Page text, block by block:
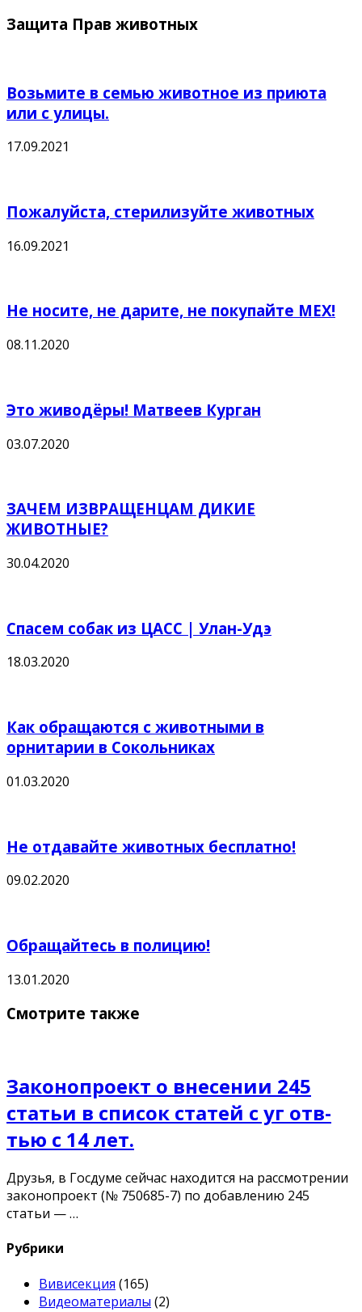
Защита Прав животных
Возьмите в семью животное из приюта
или с улицы.
17.09.2021
Пожалуйста, стерилизуйте животных
16.09.2021
Не носите, не дарите, не покупайте МЕХ!
08.11.2020
Это живодёры! Матвеев Курган
03.07.2020
ЗАЧЕМ ИЗВРАЩЕНЦАМ ДИКИЕ
ЖИВОТНЫЕ?
30.04.2020
Спасем собак из ЦАСС | Улан-Удэ
18.03.2020
Как обращаются с животными в
орнитарии в Сокольниках
01.03.2020
Не отдавайте животных бесплатно!
09.02.2020
Обращайтесь в полицию!
13.01.2020
Смотрите также
Законопроект о внесении 245
статьи в список статей с уг отв-
тью с 14 лет.
Друзья, в Госдуме сейчас находится на рассмотрении
законопроект (№ 750685-7) по добавлению 245
статьи — …
Рубрики
Вивисекция (165)
Видеоматериалы (2)